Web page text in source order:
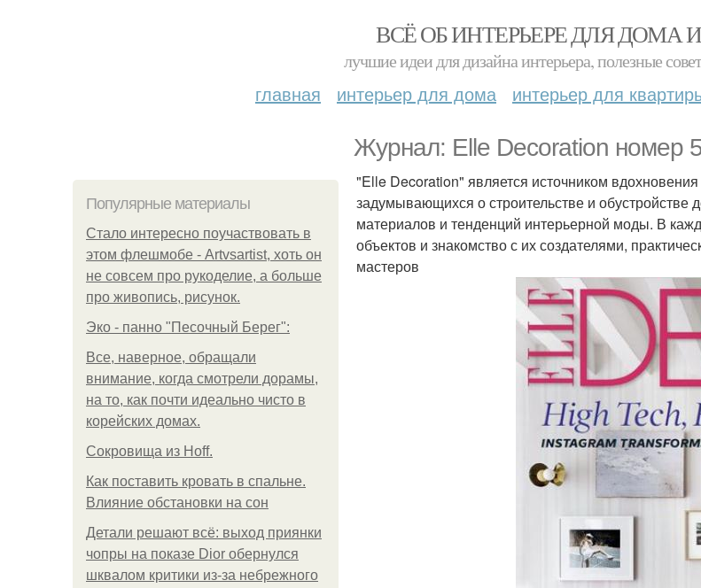
ВСЁ ОБ ИНТЕРЬЕРЕ ДЛЯ ДОМА
лучшие идеи для дизайна интерьера, полезные
главная интерьер для дома интерьер для
Журнал: Elle Decoration номер
Популярные материалы
Стало интересно поучаствовать в
этом флешмобе - Artvsartist, хоть он
не совсем про рукоделие, а больше
про живопись, рисунок.
Эко - панно "Песочный Берег":
Все, наверное, обращали
внимание, когда смотрели дорамы,
на то, как почти идеально чисто в
корейских домах.
Сокровища из Hoff.
Как поставить кровать в спальне.
Влияние обстановки на сон
Детали решают всё: выход приянки
чопры на показе Dior обернулся
шквалом критики из-за небрежного
"Elle Decoration" является источником
задумывающихся о строительстве и
материалов и тенденций интерьерной моды. В
объектов и знакомство с их создателями,
мастеров